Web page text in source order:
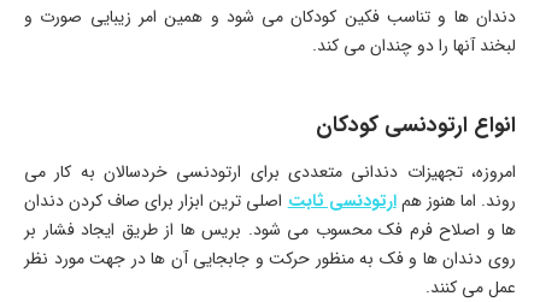
دندان ها و تناسب فکین کودکان می شود و همین امر زیبایی صورت و
لبخند آنها را دو چندان می کند.
انواع ارتودنسی کودکان
امروزه، تجهیزات دندانی متعددی برای ارتودنسی خردسالان به کار می
روند. اما هنوز همارتودنسی ثابتاصلی ترین ابزار برای صاف کردن دندان
ها و اصلاح فرم فک محسوب می شود. بریس ها از طریق ایجاد فشار بر
روی دندان ها و فک به منظور حرکت و جابجایی آن ها در جهت مورد نظر
عمل می کنند.